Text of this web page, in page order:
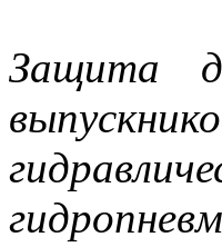
Защита